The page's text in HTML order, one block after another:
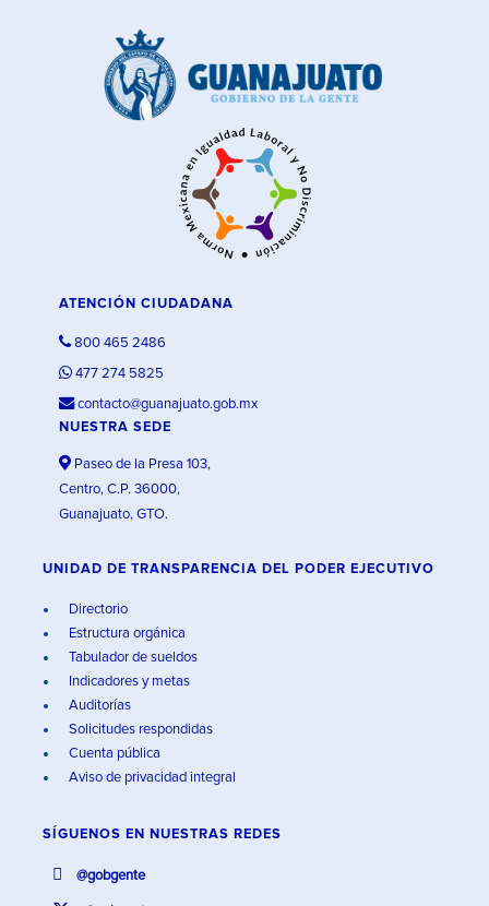
ATENCIÓN CIUDADANA
800 465 2486
477 274 5825
contacto@guanajuato.gob.mx
NUESTRA SEDE
Paseo de la Presa 103,
Centro, C.P. 36000,
Guanajuato, GTO.
UNIDAD DE TRANSPARENCIA DEL PODER EJECUTIVO
Directorio
Estructura orgánica
Tabulador de sueldos
Indicadores y metas
Auditorías
Solicitudes respondidas
Cuenta pública
Aviso de privacidad integral
SÍGUENOS EN NUESTRAS REDES
@gobgente